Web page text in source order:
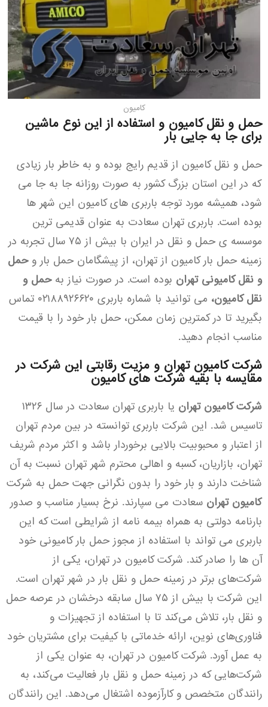
کامیون
حمل و نقل کامیون و استفاده از این نوع ماشین
برای جا به جایی بار
حمل و نقل کامیون از قدیم رایج بوده و به خاطر بار زیادی
که در این استان بزرگ کشور به صورت روزانه جا به جا می
شود، همیشه مورد توجه باربری های کامیون این شهر ها
بوده است. باربری تهران سعادت به عنوان قدیمی ترین
موسسه ی حمل و نقل در ایران با بیش از ۷۵ سال تجربه در
زمینه حمل بار کامیون از تهران، از پیشگامان حمل بار وحمل
و نقل کامیونی تهران بوده است. در صورت نیاز بهحمل و
نقل کامیون،
می توانید با شماره باربری ۰۲۱۸۸۹۲۶۶۲۰ تماس
بگیرید تا در کمترین زمان ممکن، حمل بار خود را با قیمت
مناسب انجام دهید.
شرکت کامیون تهران و مزیت رقابتی این شرکت در
مقایسه با بقیه شرکت های کامیون
شرکت کامیون تهران
یا باربری تهران سعادت در سال ۱۳۲۶
تاسیس شد. این شرکت باربری توانسته در بین مردم تهران
از اعتبار و محبوبیت بالایی برخوردار باشد و اکثر مردم شریف
تهران، بازاریان، کسبه و اهالی محترم شهر تهران نسبت به آن
شناخت دارند و بار خود را بدون نگرانی جهت حمل به شرکت
کامیون تهران سعادت می سپارند. نرخ بسیار مناسب و صدور
بارنامه دولتی به همراه بیمه نامه از شرایطی است که این
باربری می تواند با استفاده از مجوز حمل بار کامیونی خود
آن ها را صادر کند. شرکت کامیون در تهران، یکی از
شرکت‌های برتر در زمینه حمل و نقل بار در شهر تهران است.
این شرکت با بیش از ۷۵ سال سابقه درخشان در عرصه حمل
و نقل بار، تلاش می‌کند تا با استفاده از تجهیزات و
فناوری‌های نوین، ارائه خدماتی با کیفیت برای مشتریان خود
به عمل آورد. شرکت کامیون در تهران، به عنوان یکی از
شرکت‌هایی که در زمینه حمل و نقل بار فعالیت می‌کند، به
رانندگان متخصص و کارآزموده اشتغال می‌دهد. این رانندگان